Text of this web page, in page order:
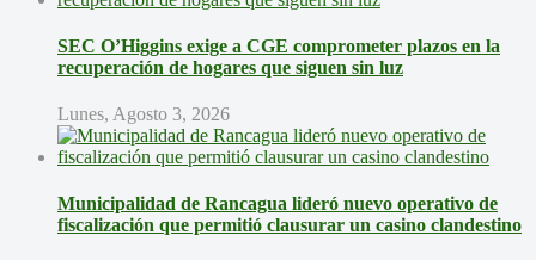
SEC O’Higgins exige a CGE comprometer plazos en la
recuperación de hogares que siguen sin luz
Lunes, Agosto 3, 2026
Municipalidad de Rancagua lideró nuevo operativo de
fiscalización que permitió clausurar un casino clandestino